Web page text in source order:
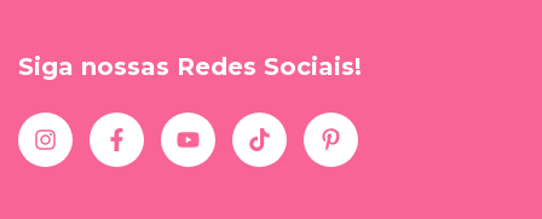
Siga nossas Redes Sociais!